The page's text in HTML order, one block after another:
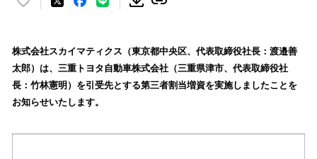
い
！
数
を
読
株式会社スカイマティクス（東京都中央区、代表取締役社長：渡邉善
太郎）は、三重トヨタ自動車株式会社（三重県津市、代表取締役社
長：竹林憲明）を引受先とする第三者割当増資を実施しましたことを
お知らせいたします。